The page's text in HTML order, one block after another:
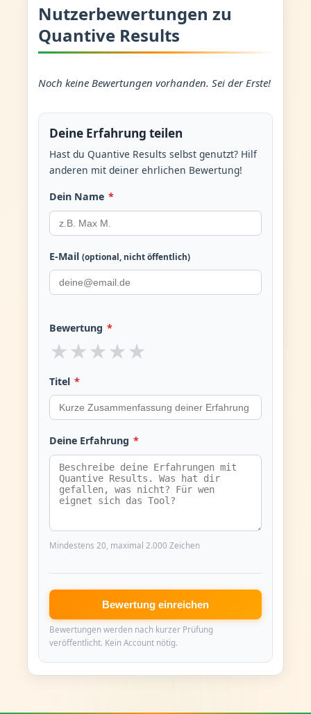
Nutzerbewertungen zu
Quantive Results
Noch keine Bewertungen vorhanden. Sei der Erste!
Deine Erfahrung teilen
Hast du Quantive Results selbst genutzt? Hilf
anderen mit deiner ehrlichen Bewertung!
Dein Name *
E-Mail (optional, nicht öffentlich)
Bewertung *
★ ★ ★ ★ ★
Titel *
Deine Erfahrung *
Mindestens 20, maximal 2.000 Zeichen
Bewertung einreichen
Bewertungen werden nach kurzer Prüfung
veröffentlicht. Kein Account nötig.